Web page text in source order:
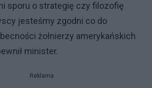
sporu o strategię czy filozofię
jesteśmy zgodni co do
żołnierzy amerykańskich
minister.
Reklama